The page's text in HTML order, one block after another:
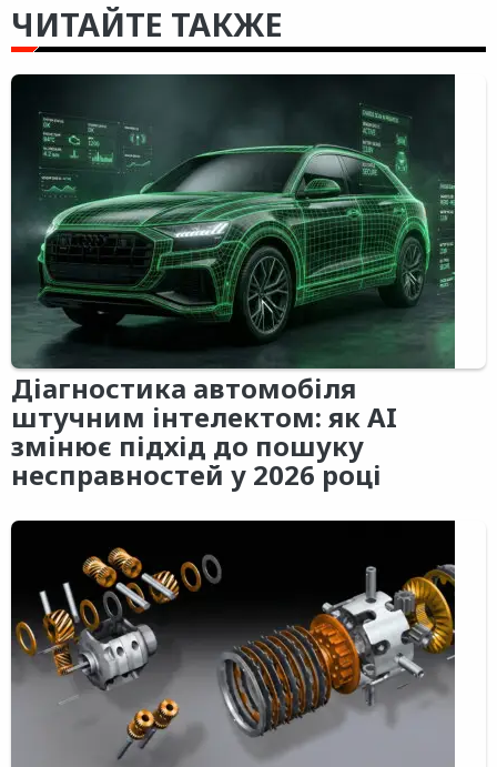
ЧИТАЙТЕ ТАКЖЕ
Діагностика автомобіля
штучним інтелектом: як AI
змінює підхід до пошуку
несправностей у 2026 році